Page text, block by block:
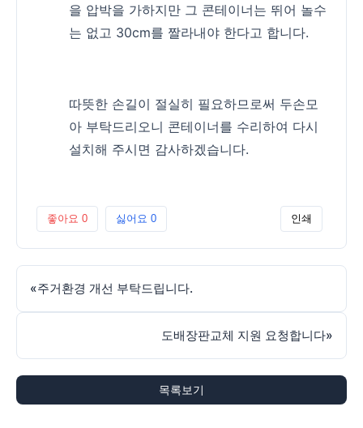
을 압박을 가하지만 그 콘테이너는 뛰어 놀수
는 없고 30cm를 짤라내야 한다고 합니다.
따뜻한 손길이 절실히 필요하므로써 두손모
아 부탁드리오니 콘테이너를 수리하여 다시
설치해 주시면 감사하겠습니다.
좋아요 0 싫어요 0 인쇄
«주거환경 개선 부탁드립니다.
도배장판교체 지원 요청합니다»
목록보기